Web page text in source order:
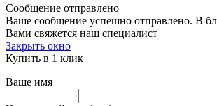
Сообщение отправлено
Ваше сообщение успешно отправлено. В
Вами свяжется наш специалист
Закрыть окно
Купить в 1 клик
Ваше имя